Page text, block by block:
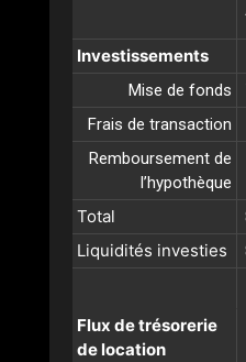
Investissements
Mise de fonds
Frais de transaction
Remboursement de
l’hypothèque
Total
Liquidités investies
Flux de trésorerie
de location